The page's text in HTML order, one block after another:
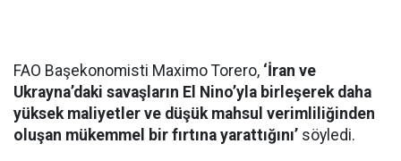
FAO Başekonomisti Maximo Torero, ‘İran ve
Ukrayna’daki savaşların El Nino’yla birleşerek daha
yüksek maliyetler ve düşük mahsul verimliliğinden
oluşan mükemmel bir fırtına yarattığını’ söyledi.